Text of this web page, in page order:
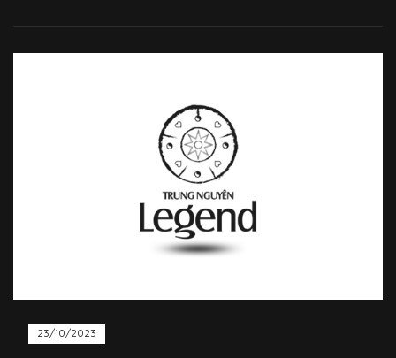
23/10/2023